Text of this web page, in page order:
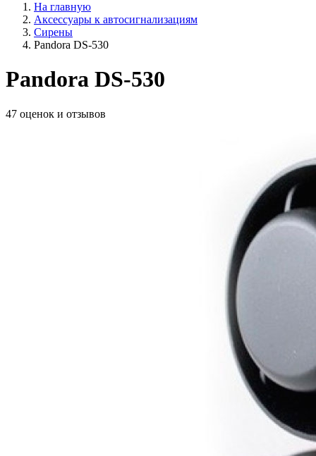
На главную
Аксессуары к автосигнализациям
Сирены
Pandora DS-530
Pandora DS-530
47 оценок и отзывов